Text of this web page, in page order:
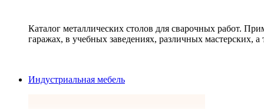
Каталог металлических столов для сварочных работ.
гаражах, в учебных заведениях, различных мастерских, а
Индустриальная мебель